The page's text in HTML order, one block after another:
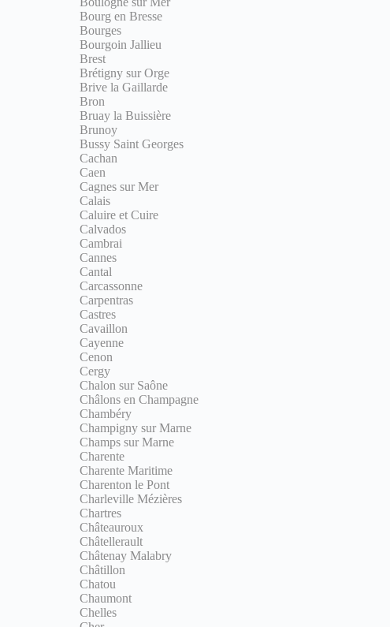
Bourg en Bresse
Bourges
Bourgoin Jallieu
Brest
Brétigny sur Orge
Brive la Gaillarde
Bron
Bruay la Buissière
Brunoy
Bussy Saint Georges
Cachan
Caen
Cagnes sur Mer
Calais
Caluire et Cuire
Calvados
Cambrai
Cannes
Cantal
Carcassonne
Carpentras
Castres
Cavaillon
Cayenne
Cenon
Cergy
Chalon sur Saône
Châlons en Champagne
Chambéry
Champigny sur Marne
Champs sur Marne
Charente
Charente Maritime
Charenton le Pont
Charleville Mézières
Chartres
Châteauroux
Châtellerault
Châtenay Malabry
Châtillon
Chatou
Chaumont
Chelles